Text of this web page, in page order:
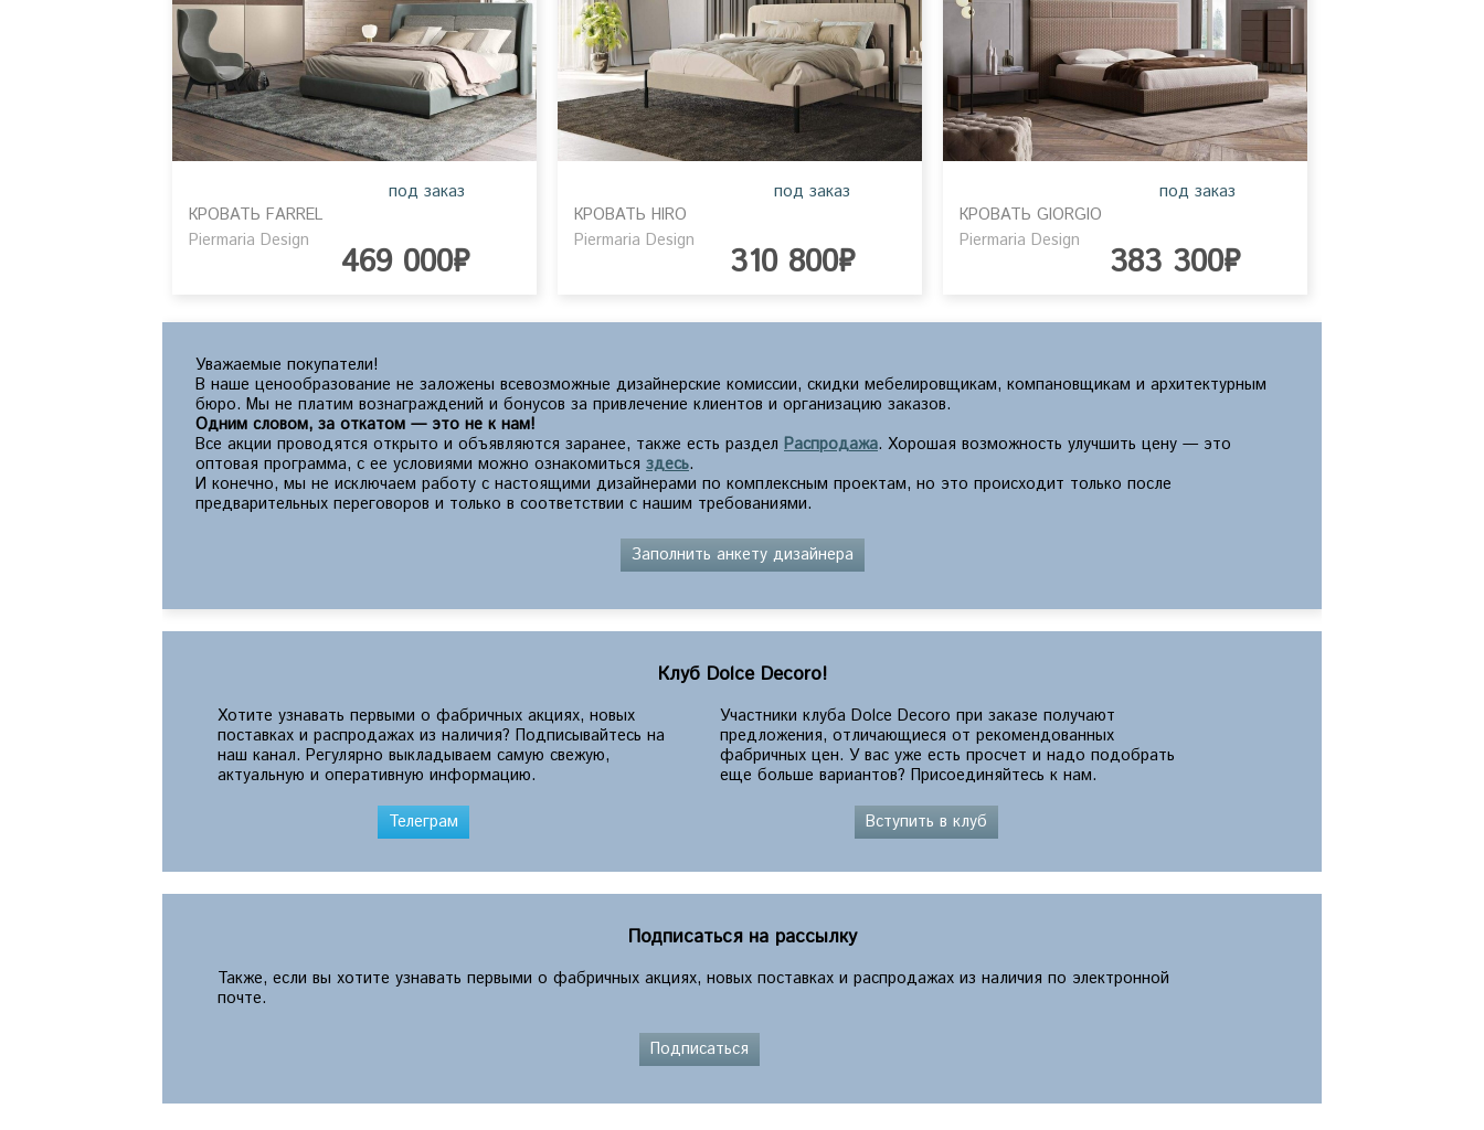
под заказ
469 000₽
КРОВАТЬ FARREL
Piermaria Design
под заказ
310 800₽
КРОВАТЬ HIRO
Piermaria Design
под заказ
383 300₽
КРОВАТЬ GIORGIO
Piermaria Design
Уважаемые покупатели!
В наше ценообразование не заложены всевозможные дизайнерские комиссии, скидки мебелировщикам, компановщикам и архитектурным
бюро. Мы не платим вознаграждений и бонусов за привлечение клиентов и организацию заказов.
Одним словом, за откатом — это не к нам!
Все акции проводятся открыто и объявляются заранее, также есть раздел Распродажа. Хорошая возможность улучшить цену — это
оптовая программа, с ее условиями можно ознакомиться здесь.
И конечно, мы не исключаем работу с настоящими дизайнерами по комплексным проектам, но это происходит только после
предварительных переговоров и только в соответствии с нашим требованиями.
Заполнить анкету дизайнера
Клуб Dolce Decoro!
Хотите узнавать первыми о фабричных акциях, новых
поставках и распродажах из наличия? Подписывайтесь на
наш канал. Регулярно выкладываем самую свежую,
актуальную и оперативную информацию.
Телеграм
Участники клуба Dolce Decoro при заказе получают
предложения, отличающиеся от рекомендованных
фабричных цен. У вас уже есть просчет и надо подобрать
еще больше вариантов? Присоединяйтесь к нам.
Вступить в клуб
Подписаться на рассылку
Также, если вы хотите узнавать первыми о фабричных акциях, новых поставках и распродажах из наличия по электронной
почте.
Подписаться